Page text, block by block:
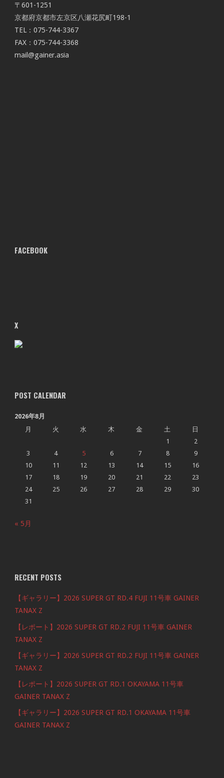
〒601-1251
京都府京都市左京区八瀬花尻町198-1
TEL：075-744-3367
FAX：075-744-3368
mail@gainer.asia
FACEBOOK
X
POST CALENDAR
2026年8月
月
火 水 木 金 土
日
1
2
3
4 5 6 7 8
9
10
11 12 13 14 15
16
17
18 19 20 21 22
23
24
25 26 27 28 29
30
31
« 5月
RECENT POSTS
【ギャラリー】2026 SUPER GT RD.4 FUJI 11号車 GAINER
TANAX Z
【レポート】2026 SUPER GT RD.2 FUJI 11号車 GAINER
TANAX Z
【ギャラリー】2026 SUPER GT RD.2 FUJI 11号車 GAINER
TANAX Z
【レポート】2026 SUPER GT RD.1 OKAYAMA 11号車
GAINER TANAX Z
【ギャラリー】2026 SUPER GT RD.1 OKAYAMA 11号車
GAINER TANAX Z